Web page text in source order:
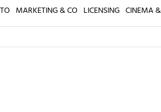
MARKETING & CO LICENSING CINEMA